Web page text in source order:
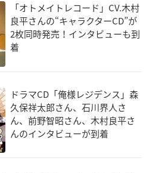
「オトメイトレコード」CV.木村
良平さんの“キャラクターCD”が
2枚同時発売！インタビューも到
着
ドラマCD「俺様レジデンス」森
久保祥太郎さん、石川界人さ
ん、前野智昭さん、木村良平さ
んのインタビューが到着